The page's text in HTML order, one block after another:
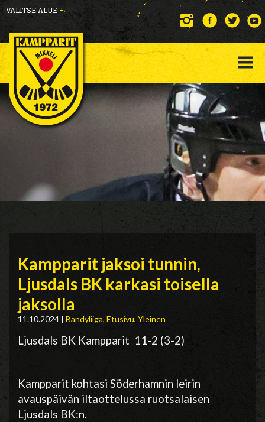
VALITSE ALUE +
Kampparit jaksoi tunnin,
Ljusdals BK karkasi toisella
jaksolla
11.10.2024 | Bandyliiga, Etusivu, Yleinen
Ljusdals BK Kampparit 11-2 (3-2)
Kampparit kohtasi Söderhamnin leirin
avauspäivän iltaottelussa ruotsalaisen
Ljusdals BK:n.